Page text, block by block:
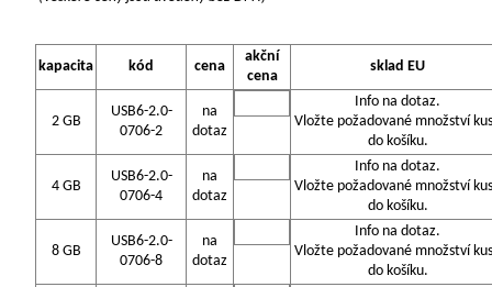
kapacita kód cena
akční
cena
sklad EU
2 GB
USB6-2.0-
0706-2
na
dotaz
Info na dotaz.
Vložte požadované množství
do košíku.
4 GB
USB6-2.0-
0706-4
na
dotaz
Info na dotaz.
Vložte požadované množství
do košíku.
8 GB
USB6-2.0-
0706-8
na
dotaz
Info na dotaz.
Vložte požadované množství
do košíku.